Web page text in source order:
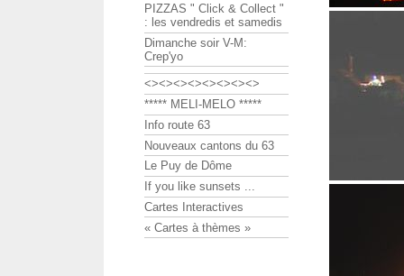
PIZZAS " Click & Collect "
: les vendredis et samedis
Dimanche soir V-M:
Crep'yo
<><><><><><><><>
***** MELI-MELO *****
Info route 63
Nouveaux cantons du 63
Le Puy de Dôme
If you like sunsets ...
Cartes Interactives
« Cartes à thèmes »